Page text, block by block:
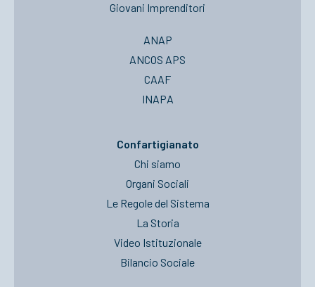
Giovani Imprenditori
ANAP
ANCOS APS
CAAF
INAPA
Confartigianato
Chi siamo
Organi Sociali
Le Regole del Sistema
La Storia
Video Istituzionale
Bilancio Sociale